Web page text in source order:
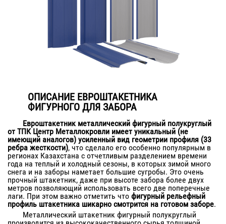
ОПИСАНИЕ ЕВРОШТАКЕТНИКА
ФИГУРНОГО ДЛЯ ЗАБОРА
Евроштакетник металлический фигурный полукруглый
от ТПК Центр Металлокровли имеет уникальный (не
имеющий аналогов) усиленный вид геометрии профиля (33
ребра жесткости), что сделало его особенно популярным в
регионах Казахстана с отчетливым разделением времени
года на теплый и холодный сезоны, в которых зимой много
снега и на заборы наметает большие сугробы. Это очень
прочный штакетник, даже при высоте забора более двух
метров позволяющий использовать всего две поперечные
лаги. При этом важно отметить что фигурный рельефный
профиль штакетника шикарно смотрится на готовом заборе.
Металлический штакетник фигурный полукруглый